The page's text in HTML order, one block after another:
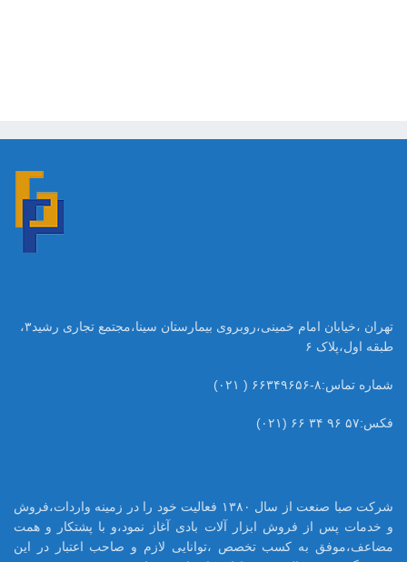
تهران ،خیابان امام خمینی،روبروی بیمارستان سینا،مجتمع تجاری رشید۳،
طبقه اول،پلاک ۶
شماره تماس:۸-۶۶۳۴۹۶۵۶ ( ۰۲۱)
فکس:۵۷ ۹۶ ۳۴ ۶۶ (۰۲۱)
شرکت صبا صنعت از سال ۱۳۸۰ فعالیت خود را در زمینه واردات،فروش
و خدمات پس از فروش ابزار آلات بادی آغاز نمود،و با پشتکار و همت
مضاعف،موفق به کسب تخصص ،توانایی لازم و صاحب اعتبار در این